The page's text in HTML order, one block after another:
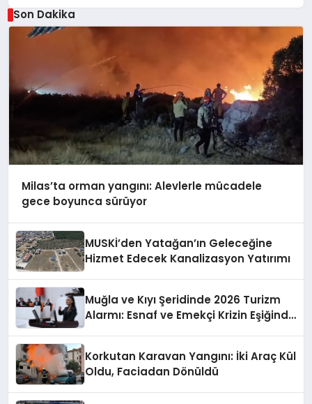
Son Dakika
Milas’ta orman yangını: Alevlerle mücadele
gece boyunca sürüyor
MUSKİ’den Yatağan’ın Geleceğine
Hizmet Edecek Kanalizasyon Yatırımı
Muğla ve Kıyı Şeridinde 2026 Turizm
Alarmı: Esnaf ve Emekçi Krizin Eşiğinde
Korkutan Karavan Yangını: İki Araç Kül
Oldu, Faciadan Dönüldü